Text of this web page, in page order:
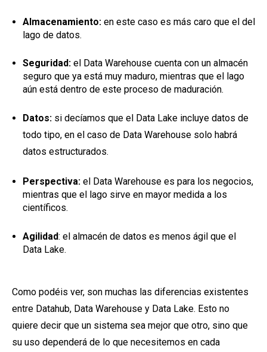
Almacenamiento:en este caso es más caro que el del
lago de datos.
Seguridad:el Data Warehouse cuenta con un almacén
seguro que ya está muy maduro, mientras que el lago
aún está dentro de este proceso de maduración.
Datos:si decíamos que el Data Lake incluye datos de
todo tipo, en el caso de Data Warehouse solo habrá
datos estructurados.
Perspectiva:el Data Warehouse es para los negocios,
mientras que el lago sirve en mayor medida a los
científicos.
Agilidad: el almacén de datos es menos ágil que el
Data Lake.
Como podéis ver, son muchas las diferencias existentes
entre Datahub, Data Warehouse y Data Lake. Esto no
quiere decir que un sistema sea mejor que otro, sino que
su uso dependerá de lo que necesitemos en cada